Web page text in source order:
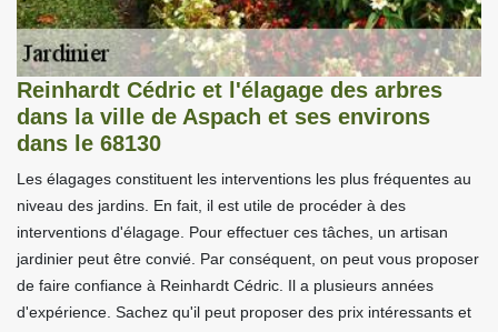
Reinhardt Cédric et l'élagage des arbres
dans la ville de Aspach et ses environs
dans le 68130
Les élagages constituent les interventions les plus fréquentes au
niveau des jardins. En fait, il est utile de procéder à des
interventions d'élagage. Pour effectuer ces tâches, un artisan
jardinier peut être convié. Par conséquent, on peut vous proposer
de faire confiance à Reinhardt Cédric. Il a plusieurs années
d'expérience. Sachez qu'il peut proposer des prix intéressants et